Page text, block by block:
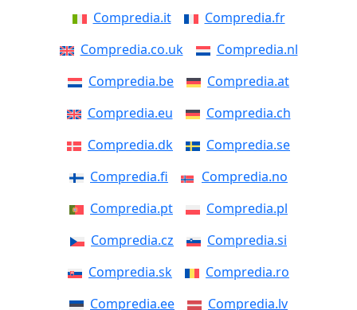
Compredia.it
Compredia.fr
Compredia.co.uk
Compredia.nl
Compredia.be
Compredia.at
Compredia.eu
Compredia.ch
Compredia.dk
Compredia.se
Compredia.fi
Compredia.no
Compredia.pt
Compredia.pl
Compredia.cz
Compredia.si
Compredia.sk
Compredia.ro
Compredia.ee
Compredia.lv